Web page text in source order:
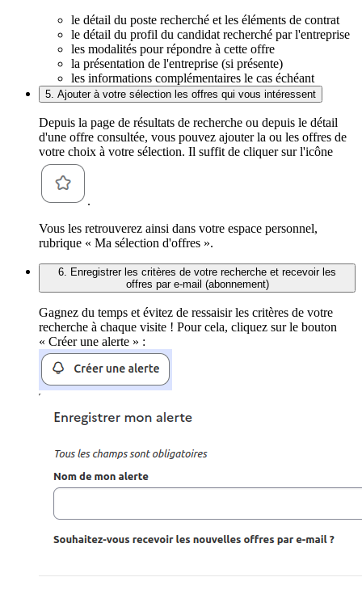
le détail du poste recherché et les éléments de contrat
le détail du profil du candidat recherché par l'entreprise
les modalités pour répondre à cette offre
la présentation de l'entreprise (si présente)
les informations complémentaires le cas échéant
5. Ajouter à votre sélection les offres qui vous intéressent
Depuis la page de résultats de recherche ou depuis le détail
d'une offre consultée, vous pouvez ajouter la ou les offres de
votre choix à votre sélection. Il suffit de cliquer sur l'icône
.
Vous les retrouverez ainsi dans votre espace personnel,
rubrique « Ma sélection d'offres ».
6. Enregistrer les critères de votre recherche et recevoir les
offres par e-mail (abonnement)
Gagnez du temps et évitez de ressaisir les critères de votre
recherche à chaque visite ! Pour cela, cliquez sur le bouton
« Créer une alerte » :